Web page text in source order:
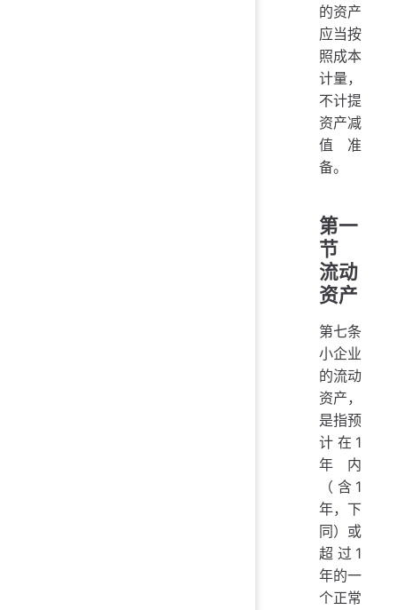
的资产
应当按
照成本
计量，
不计提
资产减
值准
备。
第一
节
流动
资产
第七条
小企业
的流动
资产，
是指预
计在1
年内
（含1
年，下
同）或
超过1
年的一
个正常